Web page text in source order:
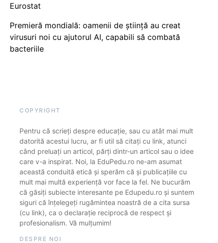
Eurostat
Premieră mondială: oamenii de știință au creat
virusuri noi cu ajutorul AI, capabili să combată
bacteriile
COPYRIGHT
Pentru că scrieți despre educație, sau cu atât mai mult
datorită acestui lucru, ar fi util să citați cu link, atunci
când preluați un articol, părți dintr-un articol sau o idee
care v-a inspirat. Noi, la EduPedu.ro ne-am asumat
această conduită etică și sperăm că și publicațiile cu
mult mai multă experiență vor face la fel. Ne bucurăm
că găsiți subiecte interesante pe Edupedu.ro și suntem
siguri că înțelegeți rugămintea noastră de a cita sursa
(cu link), ca o declarație reciprocă de respect și
profesionalism. Vă mulțumim!
DESPRE NOI